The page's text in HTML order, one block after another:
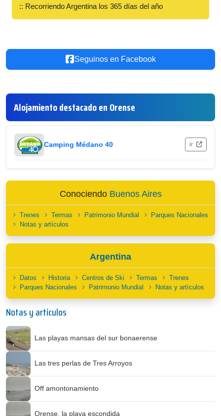
:: Recorriendo Argentina los 365 días del año
Seguinos en Facebook
Alojamiento destacado en Orense
Camping Médano 40 ir
Conociendo Buenos Aires
Trenes Termas Patrimonio Mundial
Parques Nacionales
Notas y artículos
Argentina
Datos Historia Centros de Ski Termas
Trenes
Parques Nacionales
Patrimonio Mundial Notas y artículos
Notas y artículos
Las playas mansas del sur bonaerense
Las tres perlas de Tres Arroyos
Off amontonamiento
Orense, la playa escondida